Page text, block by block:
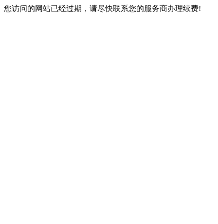
您访问的网站已经过期，请尽快联系您的服务商办理续费!